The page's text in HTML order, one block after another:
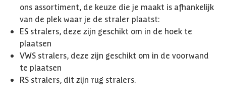
ons assortiment, de keuze die je maakt is afhankelijk
van de plek waar je de straler plaatst:
ES stralers, deze zijn geschikt om in de hoek te
plaatsen
VWS stralers, deze zijn geschikt om in de voorwand
te plaatsen
RS stralers, dit zijn rug stralers.